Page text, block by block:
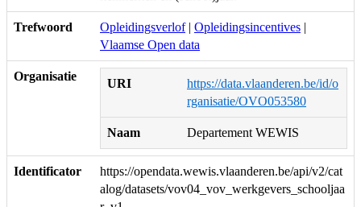
Trefwoord Opleidingsverlof| Opleidingsincentives |
Vlaamse Open data
Organisatie
URI
https://data.vlaanderen.be/id/o
rganisatie/OVO053580
Naam Departement WEWIS
Identificator
https://opendata.wewis.vlaanderen.be/api/v2/cat
alog/datasets/vov04_vov_werkgevers_schooljaa